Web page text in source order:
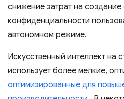
снижение затрат на
конфиденциальности
автономном режиме.
Искусственный интеллект на
использует более мелкие,
оптимизированные для